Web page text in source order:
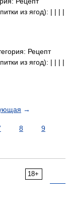
из ягод): | | | |
Рецепт
из ягод): | | | |
→
8
9
18+